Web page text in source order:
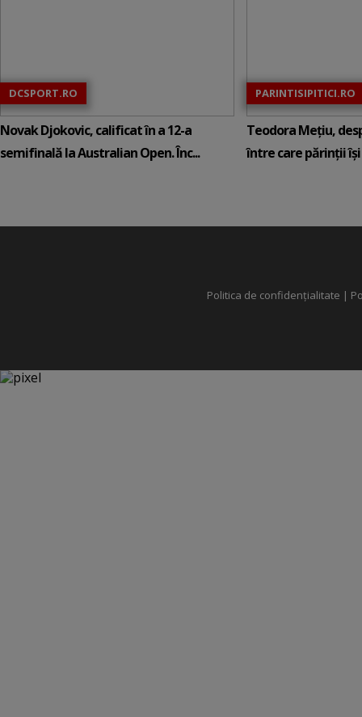
DCSPORT.RO
Novak Djokovic, calificat în a 12-a
semifinală la Australian Open. Înc...
PARINTISIPITICI.RO
Teodora Mețiu,
între care părinții își
Politica de confidențialitate |